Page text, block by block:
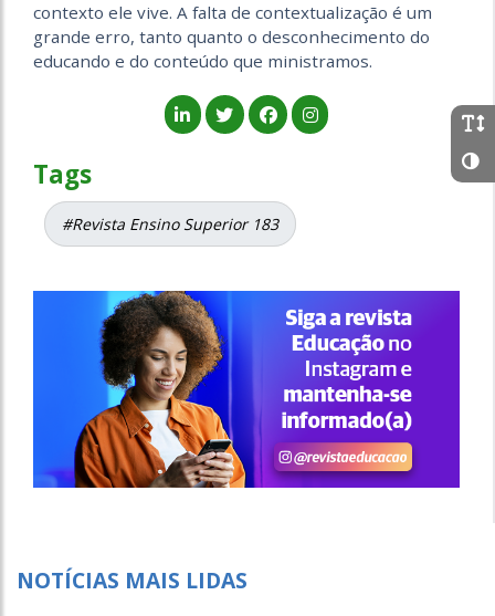
contexto ele vive. A falta de contextualização é um
grande erro, tanto quanto o desconhecimento do
educando e do conteúdo que ministramos.
Tags
#Revista Ensino Superior 183
NOTÍCIAS MAIS LIDAS